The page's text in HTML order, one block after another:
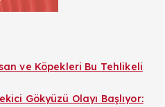
ve Köpekleri Bu Tehlikeli
Gökyüzü Olayı Başlıyor: